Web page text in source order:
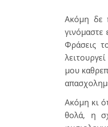
Ακόμη δε
γινόμαστε
Φράσεις
μου
Ακόμη κι
θολά, η